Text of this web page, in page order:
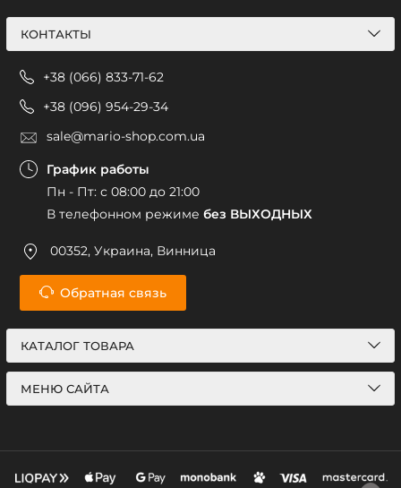
КОНТАКТЫ
+38 (066) 833-71-62
+38 (096) 954-29-34
sale@mario-shop.com.ua
График работы
Пн - Пт: с 08:00 до 21:00
В телефонном режиме без ВЫХОДНЫХ
00352, Украина, Винница
Обратная связь
КАТАЛОГ ТОВАРА
МЕНЮ САЙТА